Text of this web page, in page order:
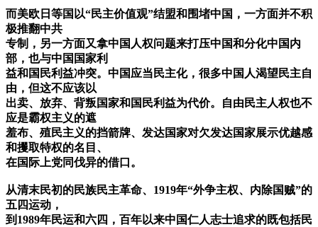
而美欧日等国以“民主价值观”结盟和围堵中国，一方面并不积
极推翻中共
专制，另一方面又拿中国人权问题来打压中国和分化中国内
部，也与中国国家利
益和国民利益冲突。中国应当民主化，很多中国人渴望民主自
由，但这不应该以
出卖、放弃、背叛国家和国民利益为代价。自由民主人权也不
应是霸权主义的遮
羞布、殖民主义的挡箭牌、发达国家对欠发达国家展示优越感
和攫取特权的名目、
在国际上党同伐异的借口。
从清末民初的民族民主革命、1919年“外争主权、内除国贼”的
五四运动，
到1989年民运和六四，百年以来中国仁人志士追求的既包括民